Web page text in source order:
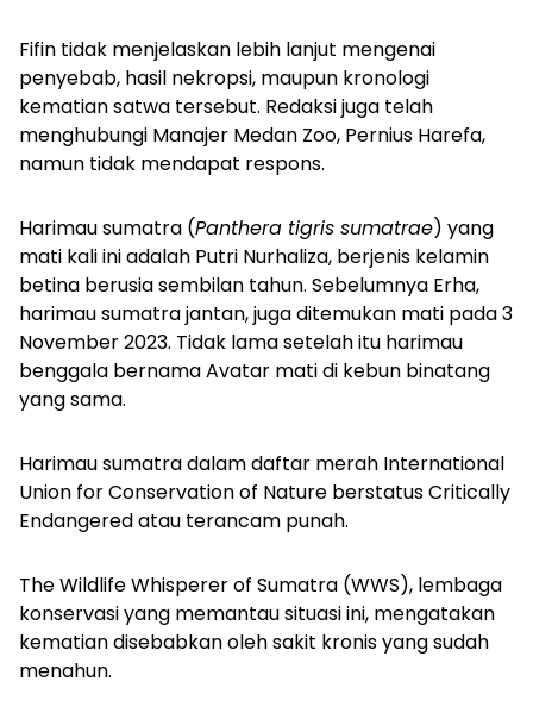
Fifin tidak menjelaskan lebih lanjut mengenai
penyebab, hasil nekropsi, maupun kronologi
kematian satwa tersebut. Redaksi juga telah
menghubungi Manajer Medan Zoo, Pernius Harefa,
namun tidak mendapat respons.
Harimau sumatra (Panthera tigris sumatrae) yang
mati kali ini adalah Putri Nurhaliza, berjenis kelamin
betina berusia sembilan tahun. Sebelumnya Erha,
harimau sumatra jantan, juga ditemukan mati pada 3
November 2023. Tidak lama setelah itu harimau
benggala bernama Avatar mati di kebun binatang
yang sama.
Harimau sumatra dalam daftar merah International
Union for Conservation of Nature berstatus Critically
Endangered atau terancam punah.
The Wildlife Whisperer of Sumatra (WWS), lembaga
konservasi yang memantau situasi ini, mengatakan
kematian disebabkan oleh sakit kronis yang sudah
menahun.